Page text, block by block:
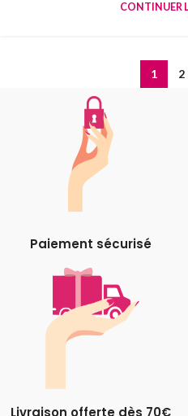
CONTINUER
1 2
Paiement sécurisé
Livraison offerte dès 70€